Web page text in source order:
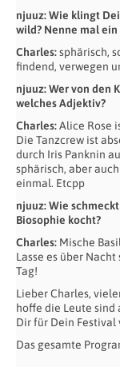
njuuz: Wie klingt
wild? Nenne mal
Charles:sphärisch,
findend, verwegen
njuuz: Wer von den
welches Adjektiv?
Charles:Alice Rose
Die Tanzcrew ist
durch Iris Panknin
sphärisch, aber
einmal. Etcpp
njuuz: Wie
Biosophie kocht?
Charles: Mische
Lasse es über
Tag!
Lieber Charles,
hoffe die Leute sind
Dir für Dein Festival
Das gesamte